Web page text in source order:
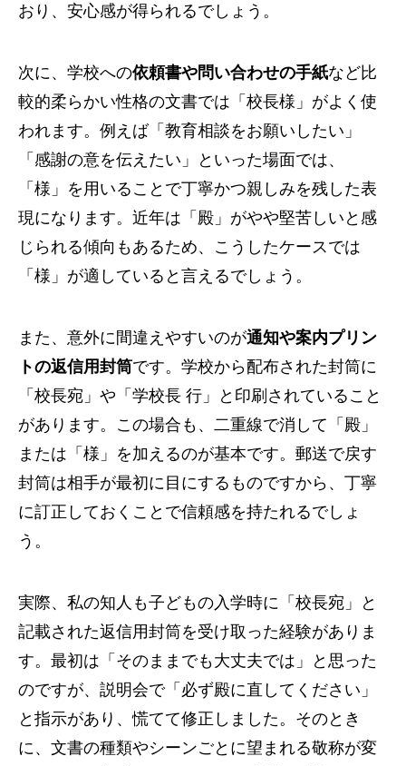
おり、安心感が得られるでしょう。
次に、学校への依頼書や問い合わせの手紙など比
較的柔らかい性格の文書では「校長様」がよく使
われます。例えば「教育相談をお願いしたい」
「感謝の意を伝えたい」といった場面では、
「様」を用いることで丁寧かつ親しみを残した表
現になります。近年は「殿」がやや堅苦しいと感
じられる傾向もあるため、こうしたケースでは
「様」が適していると言えるでしょう。
また、意外に間違えやすいのが通知や案内プリン
トの返信用封筒です。学校から配布された封筒に
「校長宛」や「学校長 行」と印刷されていること
があります。この場合も、二重線で消して「殿」
または「様」を加えるのが基本です。郵送で戻す
封筒は相手が最初に目にするものですから、丁寧
に訂正しておくことで信頼感を持たれるでしょ
う。
実際、私の知人も子どもの入学時に「校長宛」と
記載された返信用封筒を受け取った経験がありま
す。最初は「そのままでも大丈夫では」と思った
のですが、説明会で「必ず殿に直してください」
と指示があり、慌てて修正しました。そのとき
に、文書の種類やシーンごとに望まれる敬称が変